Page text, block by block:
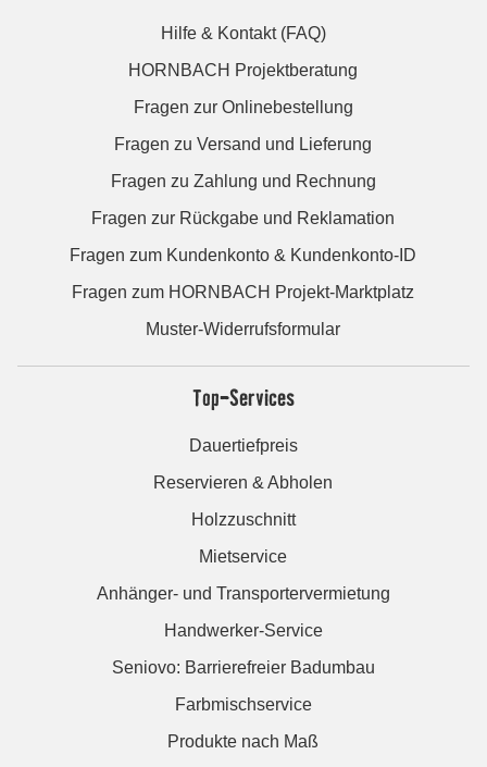
Hilfe & Kontakt (FAQ)
HORNBACH Projektberatung
Fragen zur Onlinebestellung
Fragen zu Versand und Lieferung
Fragen zu Zahlung und Rechnung
Fragen zur Rückgabe und Reklamation
Fragen zum Kundenkonto & Kundenkonto-ID
Fragen zum HORNBACH Projekt-Marktplatz
Muster-Widerrufsformular
Top-Services
Dauertiefpreis
Reservieren & Abholen
Holzzuschnitt
Mietservice
Anhänger- und Transportervermietung
Handwerker-Service
Seniovo: Barrierefreier Badumbau
Farbmischservice
Produkte nach Maß